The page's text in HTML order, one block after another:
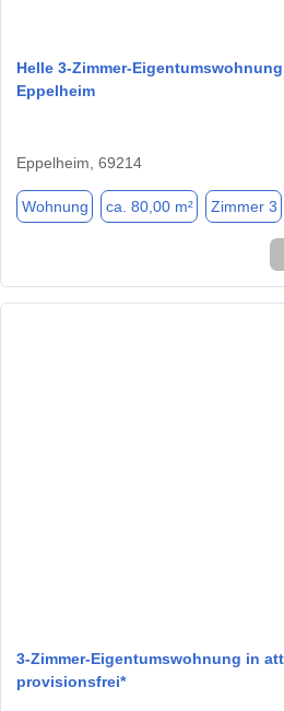
Helle 3-Zimmer-
Eppelheim
Eppelheim, 69214
Wohnung ca. 80,00 m² Zimmer 3
3-Zimmer-Eigentumswohnung in
provisionsfrei*